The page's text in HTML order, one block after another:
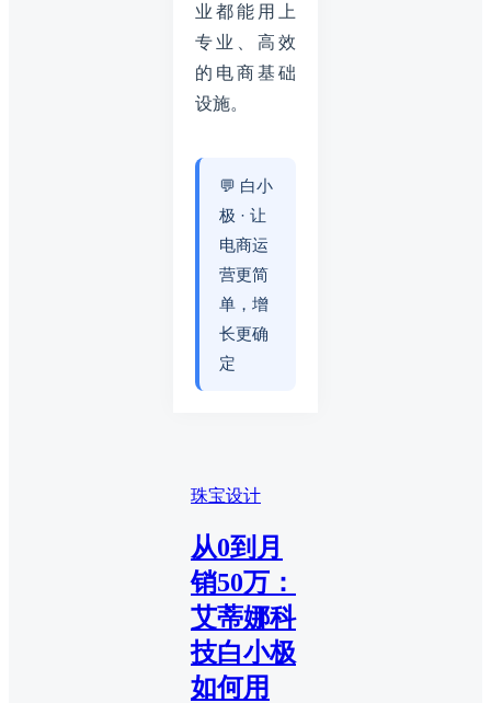
业都能用上
专业、高效
的电商基础
设施。
💬 白小
极 · 让
电商运
营更简
单，增
长更确
定
珠宝设计
从0到月
销50万：
艾蒂娜科
技白小极
如何用